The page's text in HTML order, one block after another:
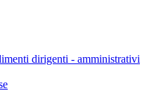
dirigenti - amministrativi